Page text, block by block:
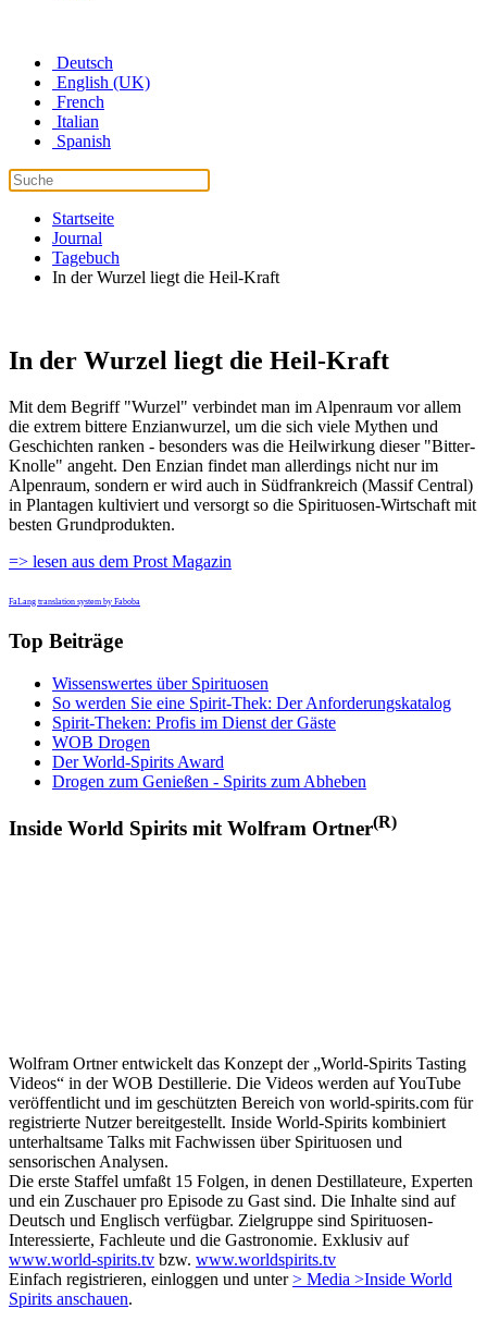
Deutsch
English (UK)
French
Italian
Spanish
Startseite
Journal
Tagebuch
In der Wurzel liegt die Heil-Kraft
In der Wurzel liegt die Heil-Kraft
Mit dem Begriff "Wurzel" verbindet man im Alpenraum vor allem
die extrem bittere Enzianwurzel, um die sich viele Mythen und
Geschichten ranken - besonders was die Heilwirkung dieser "Bitter-
Knolle" angeht. Den Enzian findet man allerdings nicht nur im
Alpenraum, sondern er wird auch in Südfrankreich (Massif Central)
in Plantagen kultiviert und versorgt so die Spirituosen-Wirtschaft mit
besten Grundprodukten.
=> lesen aus dem Prost Magazin
FaLang translation system by Faboba
Top Beiträge
Wissenswertes über Spirituosen
So werden Sie eine Spirit-Thek: Der Anforderungskatalog
Spirit-Theken: Profis im Dienst der Gäste
WOB Drogen
Der World-Spirits Award
Drogen zum Genießen - Spirits zum Abheben
Inside World Spirits mit Wolfram Ortner(R)
Wolfram Ortner entwickelt das Konzept der „World-Spirits Tasting
Videos“ in der WOB Destillerie. Die Videos werden auf YouTube
veröffentlicht und im geschützten Bereich von world-spirits.com für
registrierte Nutzer bereitgestellt. Inside World-Spirits kombiniert
unterhaltsame Talks mit Fachwissen über Spirituosen und
sensorischen Analysen.
Die erste Staffel umfaßt 15 Folgen, in denen Destillateure, Experten
und ein Zuschauer pro Episode zu Gast sind. Die Inhalte sind auf
Deutsch und Englisch verfügbar. Zielgruppe sind Spirituosen-
Interessierte, Fachleute und die Gastronomie. Exklusiv auf
www.world-spirits.tv bzw. www.worldspirits.tv
Einfach registrieren, einloggen und unter> Media >Inside World
Spirits anschauen.